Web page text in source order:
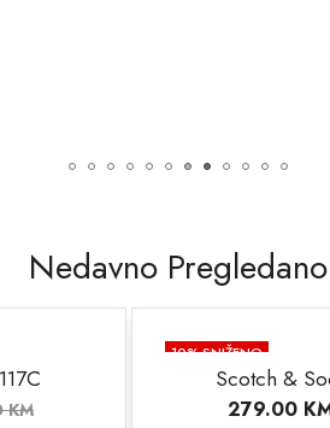
L'arome
Nedavno Pregledano
10% SNIŽENO